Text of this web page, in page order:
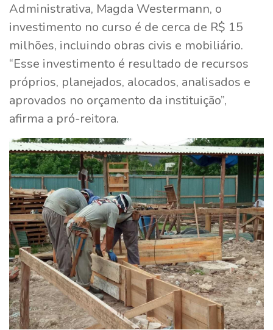
Administrativa, Magda Westermann, o
investimento no curso é de cerca de R$ 15
milhões, incluindo obras civis e mobiliário.
“Esse investimento é resultado de recursos
próprios, planejados, alocados, analisados e
aprovados no orçamento da instituição”,
afirma a pró-reitora.